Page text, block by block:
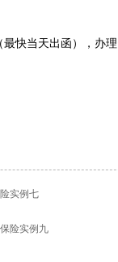
最快当天出函），办
实例七
险实例九